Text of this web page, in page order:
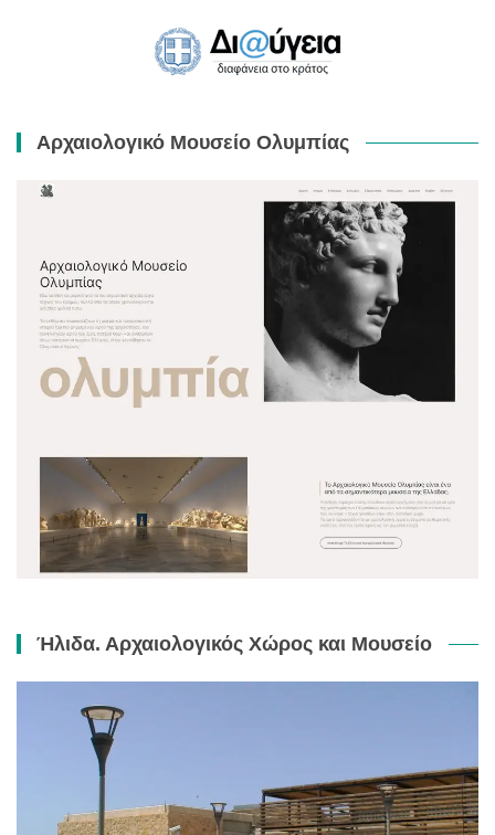
Αρχαιολογικό Μουσείο Ολυμπίας
Ήλιδα. Αρχαιολογικός Χώρος και Μουσείο